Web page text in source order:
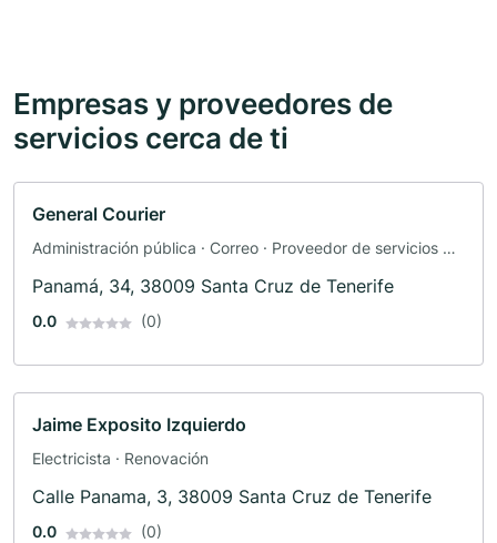
Empresas y proveedores de
servicios cerca de ti
General Courier
Administración pública · Correo · Proveedor de servicios de
Panamá, 34, 38009 Santa Cruz de Tenerife
0.0 (0)
Jaime Exposito Izquierdo
Electricista · Renovación
Calle Panama, 3, 38009 Santa Cruz de Tenerife
0.0 (0)